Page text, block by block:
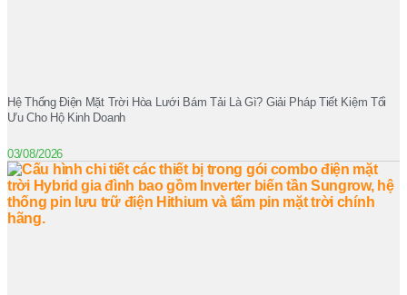
Hệ Thống Điện Mặt Trời Hòa Lưới Bám Tải Là Gì? Giải Pháp Tiết Kiệm Tối
Ưu Cho Hộ Kinh Doanh
03/08/2026